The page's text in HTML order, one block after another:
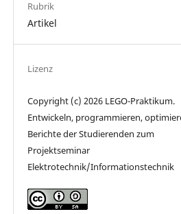
Rubrik
Artikel
Lizenz
Copyright (c) 2026 LEGO-Praktikum.
Entwickeln, programmieren,
Berichte der Studierenden zum
Projektseminar
Elektrotechnik/Informationstechnik